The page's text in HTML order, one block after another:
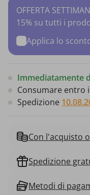
OFFERTA
15% su tutti i
Applica lo
Immediatamente
Consumare entro
Spedizione
Con l'acquisto
Spedizione
Metodi di